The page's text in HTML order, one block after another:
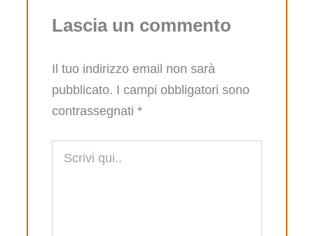
Lascia un commento
Il tuo indirizzo email non sarà
pubblicato. I campi obbligatori sono
contrassegnati *
qui..